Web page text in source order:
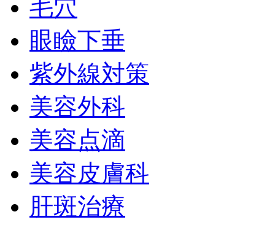
毛穴
眼瞼下垂
紫外線対策
美容外科
美容点滴
美容皮膚科
肝斑治療